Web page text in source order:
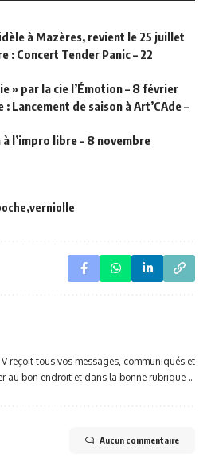
à Mazères, revient le 25 juillet
: Concert Tender Panic – 22
» par la cie l’Émotion – 8 février
Lancement de saison à Art’CAde –
à l’impro libre – 8 novembre
verniolle
reçoit tous vos messages, communiqués et
au bon endroit et dans la bonne rubrique ..
Aucun commentaire